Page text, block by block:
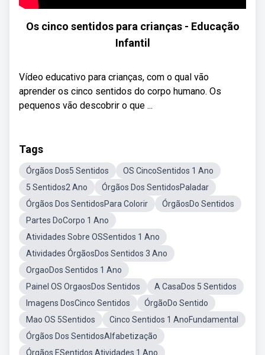
Os cinco sentidos para crianças - Educação
Infantil
Vídeo educativo para crianças, com o qual vão
aprender os cinco sentidos do corpo humano. Os
pequenos vão descobrir o que ...
Tags
Órgãos Dos5 Sentidos
OS CincoSentidos 1 Ano
5 Sentidos2 Ano
Órgãos Dos SentidosPaladar
Órgãos Dos SentidosPara Colorir
ÓrgãosDo Sentidos
Partes DoCorpo 1 Ano
Atividades Sobre OSSentidos 1 Ano
Atividades ÓrgãosDos Sentidos 3 Ano
OrgaoDos Sentidos 1 Ano
Painel OS OrgaosDos Sentidos
A CasaDos 5 Sentidos
Imagens DosCinco Sentidos
ÓrgãoDo Sentido
Mao OS 5Sentidos
Cinco Sentidos 1 AnoFundamental
Órgãos Dos SentidosAlfabetização
Órgãos ESentidos Atividades 1 Ano